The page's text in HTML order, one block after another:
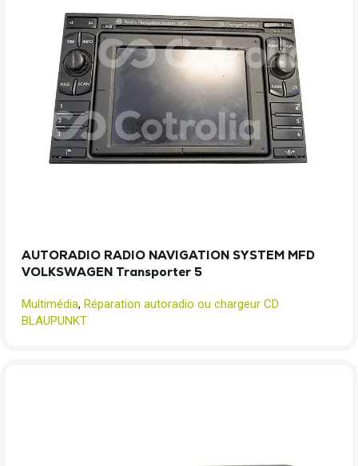
AUTORADIO RADIO NAVIGATION SYSTEM MFD
VOLKSWAGEN Transporter 5
Multimédia, Réparation autoradio ou chargeur CD
BLAUPUNKT